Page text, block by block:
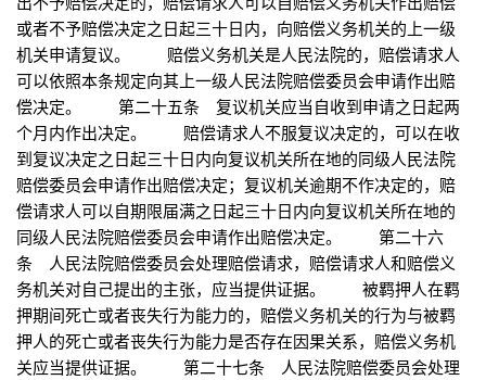
或者不予赔偿决定之日起三十日内，向赔偿义务机关的上一级
机关申请复议。 赔偿义务机关是人民法院的，赔偿请求人
可以依照本条规定向其上一级人民法院赔偿委员会申请作出赔
偿决定。 第二十五条 复议机关应当自收到申请之日起两
个月内作出决定。 赔偿请求人不服复议决定的，可以在收
到复议决定之日起三十日内向复议机关所在地的同级人民法院
赔偿委员会申请作出赔偿决定；复议机关逾期不作决定的，赔
偿请求人可以自期限届满之日起三十日内向复议机关所在地的
同级人民法院赔偿委员会申请作出赔偿决定。 第二十六
条 人民法院赔偿委员会处理赔偿请求，赔偿请求人和赔偿义
务机关对自己提出的主张，应当提供证据。 被羁押人在羁
押期间死亡或者丧失行为能力的，赔偿义务机关的行为与被羁
押人的死亡或者丧失行为能力是否存在因果关系，赔偿义务机
关应当提供证据。 第二十七条 人民法院赔偿委员会处理